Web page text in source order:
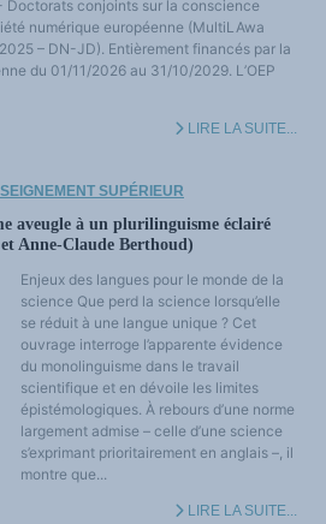
des langues
(en construction)
internationales
du plurilinguisme en Afrique)
Doctorats conjoints sur la conscience
numérique européenne (MultiLAwa
– DN-JD). Entièrement financés par la
du 01/11/2026 au 31/10/2029. L’OEP
LIRE LA SUITE...
SUPÉRIEUR
aveugle à un plurilinguisme éclairé
Anne-Claude Berthoud)
Enjeux des langues pour le monde de la
science Que perd la science lorsqu’elle
se réduit à une langue unique ? Cet
ouvrage interroge l’apparente évidence
du monolinguisme dans le travail
scientifique et en dévoile les limites
épistémologiques. À rebours d’une norme
largement admise – celle d’une science
s’exprimant prioritairement en anglais –, il
montre que...
LIRE LA SUITE...